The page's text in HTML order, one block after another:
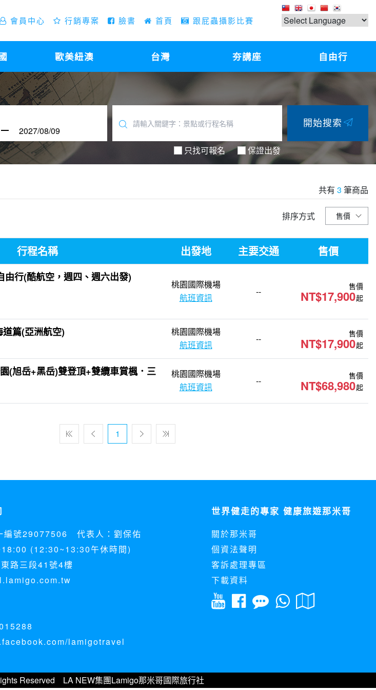
會員中心 行銷專案 臉書 首頁 跟屁蟲攝影比賽
歐美紐澳 台灣 夯講座 自由行
只找可報名 保證出發
開始搜索
共有 3 筆商品
排序方式
行程名稱 出發地 主要交通 售價
由行(酷航空，週四、週六出發)
桃園國際機場
航班資訊
-- 售價
NT$17,900起
道篇(亞洲航空)
桃園國際機場
航班資訊
-- 售價
NT$17,900起
(旭岳+黑岳)雙登頂+雙纜車賞楓．三
桃園國際機場
航班資訊
-- 售價
NT$68,980起
1
號29077506 代表人：劉保佑
(12:30~13:30午休時間)
路三段41號4樓
lamigotravel
世界健走的專家 健康旅遊那米哥
關於那米哥
個資法聲明
客訴處理專區
下載資料
Reserved LA NEW集團Lamigo那米哥國際旅行社